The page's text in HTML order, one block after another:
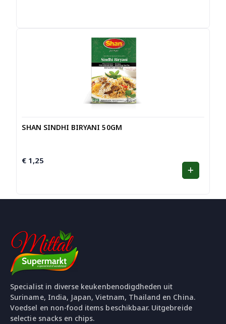
SHAN SINDHI BIRYANI 50GM
€ 1,25
Specialist in diverse keukenbenodigdheden uit
Suriname, India, Japan, Vietnam, Thailand en China.
Voedsel en non-food items beschikbaar. Uitgebreide
selectie snacks en chips.